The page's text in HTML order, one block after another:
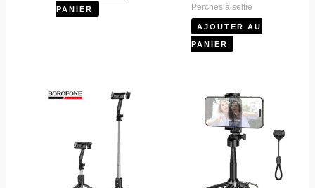
PANIER Perches à selfie
AJOUTER AU
PANIER